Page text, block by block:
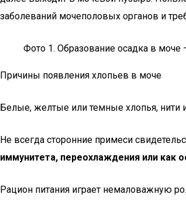
заболеваний мочеполовых органов и
Фото 1. Образование осадка в моче
Причины появления хлопьев в моче
Белые, желтые или темные хлопья,
Не всегда сторонние примеси
иммунитета, переохлаждения или как
Рацион питания играет немаловажную